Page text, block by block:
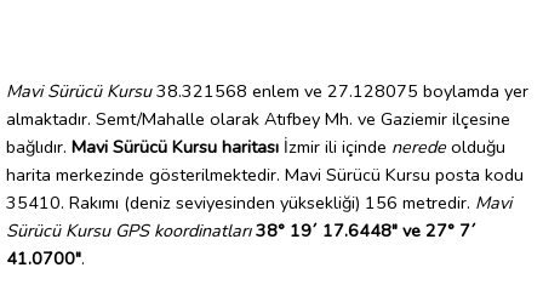
Mavi Sürücü Kursu38.321568 enlem ve 27.128075 boylamda yer
almaktadır. Semt/Mahalle olarak Atıfbey Mh. ve Gaziemir ilçesine
bağlıdır. Mavi Sürücü Kursu haritası İzmir ili içinde nerede olduğu
harita merkezinde gösterilmektedir. Mavi Sürücü Kursu posta kodu
35410. Rakımı (deniz seviyesinden yüksekliği) 156 metredir. Mavi
Sürücü Kursu GPS koordinatları 38° 19´ 17.6448" ve 27° 7´
41.0700".